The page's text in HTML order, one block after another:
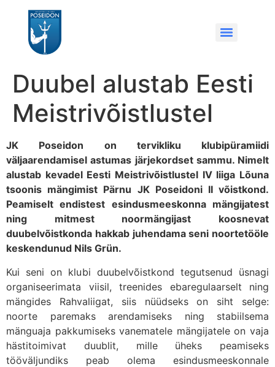
Duubel alustab Eesti
Meistrivõistlustel
JK Poseidon on tervikliku klubipüramiidi
väljaarendamisel astumas järjekordset sammu. Nimelt
alustab kevadel Eesti Meistrivõistlustel IV liiga Lõuna
tsoonis mängimist Pärnu JK Poseidoni II võistkond.
Peamiselt endistest esindusmeeskonna mängijatest
ning mitmest noormängijast koosnevat
duubelvõistkonda hakkab juhendama seni noortetööle
keskendunud Nils Grün.
Kui seni on klubi duubelvõistkond tegutsenud üsnagi
organiseerimata viisil, treenides ebaregulaarselt ning
mängides Rahvaliigat, siis nüüdseks on siht selge:
noorte paremaks arendamiseks ning stabiilsema
mänguaja pakkumiseks vanematele mängijatele on vaja
hästitoimivat duublit, mille üheks peamiseks
tööväljundiks peab olema esindusmeeskonnale